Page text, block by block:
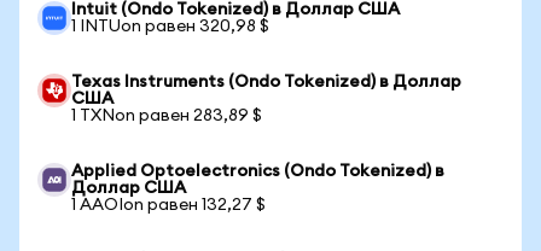
Intuit (Ondo Tokenized) в Доллар США
1 INTUon равен 320,98 $
Texas Instruments (Ondo Tokenized) в Доллар
США
1 TXNon равен 283,89 $
Applied Optoelectronics (Ondo Tokenized) в
Доллар США
1 AAOIon равен 132,27 $